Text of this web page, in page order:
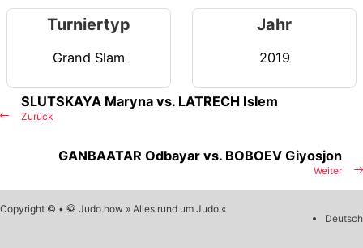
Turniertyp
Grand Slam
Jahr
2019
Zurück
SLUTSKAYA Maryna vs. LATRECH Islem
Weiter
GANBAATAR Odbayar vs. BOBOEV Giyosjon
Copyright © • 🥋 Judo.how » Alles rund um Judo «
Deutsch